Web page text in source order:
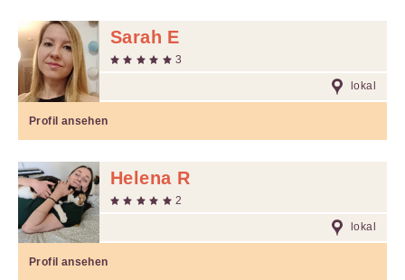
Sarah E
3
lokal
Profil ansehen
Helena R
2
lokal
Profil ansehen